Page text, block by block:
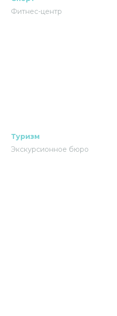
Фитнес-центр
Туризм
Экскурсионное бюро